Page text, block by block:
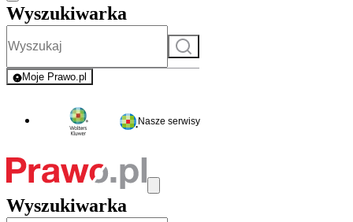
Wyszukiwarka
Szukaj
Moje Prawo.pl
- rejestracja i logowanie do serwisu
Nasze serwisy
Wyszukiwarka